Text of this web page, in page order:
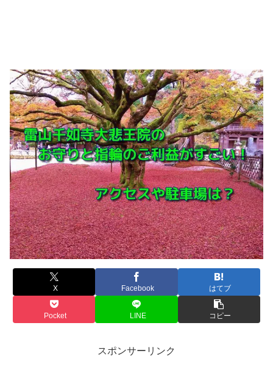
X Facebook はてブ
Pocket LINE コピー
スポンサーリンク